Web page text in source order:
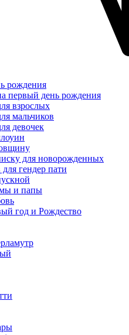
рождения
первый день рождения
взрослых
мальчиков
девочек
для новорожденных
гендер пати
и папы
год и Рождество